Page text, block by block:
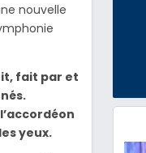
nouvelle
fait par et
l’accordéon
yeux.